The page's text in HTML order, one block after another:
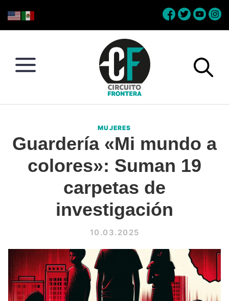
to
to
to
to
Conéctate
la
frontera
MUJERES
Guardería «Mi mundo a
colores»: Suman 19
carpetas de
investigación
10.03.2025